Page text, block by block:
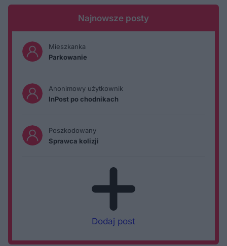
Najnowsze posty
Mieszkanka
Parkowanie
Anonimowy użytkownik
InPost po chodnikach
Poszkodowany
Sprawca kolizji
Dodaj post